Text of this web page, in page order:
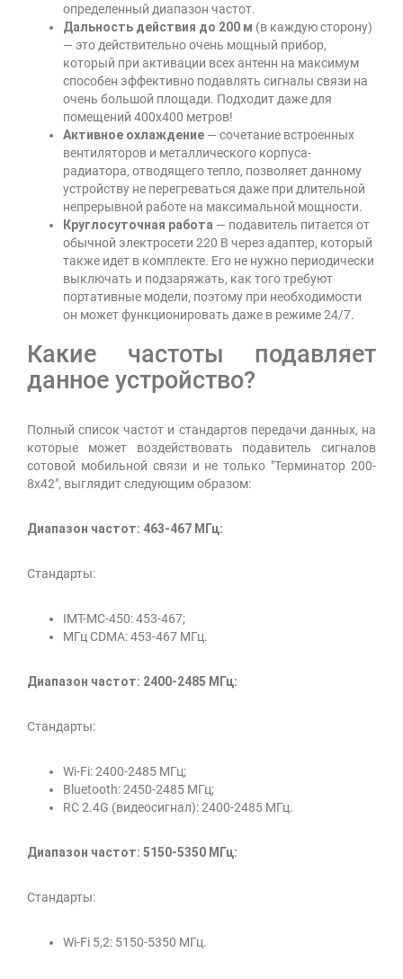
определенный диапазон частот.
Дальность действия до 200 м (в каждую сторону)
— это действительно очень мощный прибор,
который при активации всех антенн на максимум
способен эффективно подавлять сигналы связи на
очень большой площади. Подходит даже для
помещений 400х400 метров!
Активное охлаждение — сочетание встроенных
вентиляторов и металлического корпуса-
радиатора, отводящего тепло, позволяет данному
устройству не перегреваться даже при длительной
непрерывной работе на максимальной мощности.
Круглосуточная работа — подавитель питается от
обычной электросети 220 В через адаптер, который
также идет в комплекте. Его не нужно периодически
выключать и подзаряжать, как того требуют
портативные модели, поэтому при необходимости
он может функционировать даже в режиме 24/7.
Какие частоты подавляет
данное устройство?
Полный список частот и стандартов передачи данных, на
которые может воздействовать подавитель сигналов
сотовой мобильной связи и не только "Терминатор 200-
8х42", выглядит следующим образом:
Диапазон частот: 463-467 МГц:
Стандарты:
IMT-MC-450: 453-467;
МГц CDMA: 453-467 МГц.
Диапазон частот: 2400-2485 МГц:
Стандарты:
Wi-Fi: 2400-2485 МГц;
Bluetooth: 2450-2485 МГц;
RC 2.4G (видеосигнал): 2400-2485 МГц.
Диапазон частот: 5150-5350 МГц:
Стандарты:
Wi-Fi 5,2: 5150-5350 МГц.